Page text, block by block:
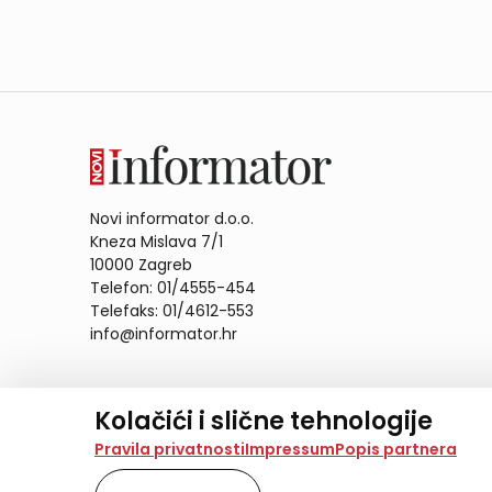
Kolačići i slične tehnologije
Na našoj web stranici koristimo kolačiće i slične
analiziramo promet na stranici te prikazujemo
također koriste ove tehnologije.
Pravila privatnostiImpressumPopis partnera
Novi informator d.o.o.
Kneza Mislava 7/1
10000 Zagreb
Telefon: 01/4555-454
Telefaks: 01/4612-553
info@informator.hr